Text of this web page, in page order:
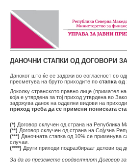
ДАНОЧНИ СТАПКИ ОД ДОГОВОРИ
Данокот што ќе се задржи во согласност со
пресметува на бруто приходите по стапка од
Доколку странското правно лице (примател
која е утврдена за тој приход утврдена во
задржува данок на одделни видови на
приход треба да се примени пониската
(*) Договор склучен од страна на Република
(**) Договор склучен од страна на Сојузна
(***) Даночната стапка од 10% се применува
случаи.
(****) Други приходи подразбираат делови од
За да го преземете соодветниот Договор